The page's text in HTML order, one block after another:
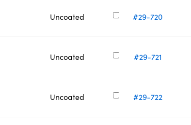
Uncoated #29-720
Uncoated #29-721
Uncoated #29-722